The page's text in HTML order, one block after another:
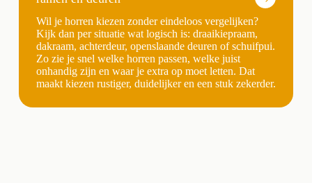
Wil je horren kiezen zonder eindeloos vergelijken?
Kijk dan per situatie wat logisch is: draaikiepraam,
dakraam, achterdeur, openslaande deuren of schuifpui.
Zo zie je snel welke horren passen, welke juist
onhandig zijn en waar je extra op moet letten. Dat
maakt kiezen rustiger, duidelijker en een stuk zekerder.